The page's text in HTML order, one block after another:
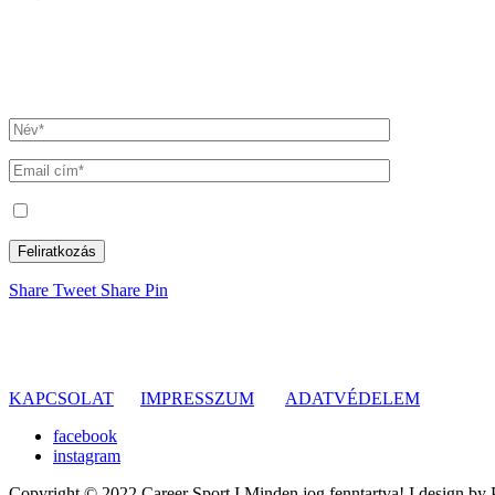
Share Tweet Share Pin
KAPCSOLAT IMPRESSZUM
ADATVÉDELEM
facebook
instagram